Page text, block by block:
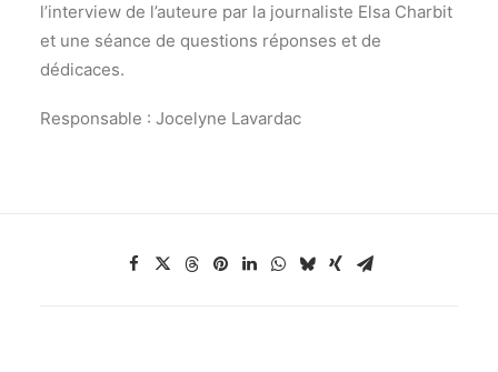
l’interview de l’auteure par la journaliste Elsa Charbit
et une séance de questions réponses et de
dédicaces.
Responsable : Jocelyne Lavardac